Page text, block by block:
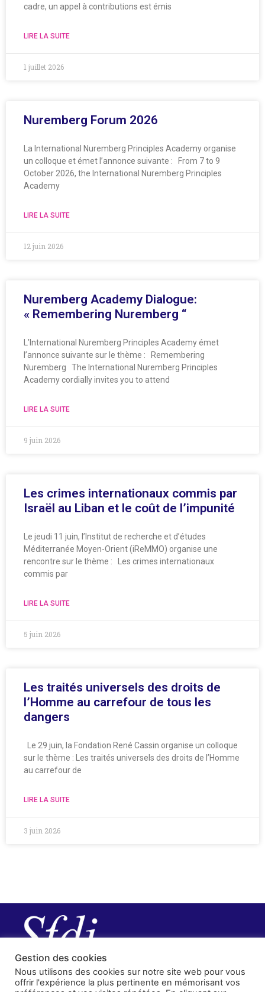
cadre, un appel à contributions est émis
LIRE LA SUITE
1 juillet 2026
Nuremberg Forum 2026
La International Nuremberg Principles Academy organise
un colloque et émet l’annonce suivante : From 7 to 9
October 2026, the International Nuremberg Principles
Academy
LIRE LA SUITE
12 juin 2026
Nuremberg Academy Dialogue:
« Remembering Nuremberg “
L’International Nuremberg Principles Academy émet
l’annonce suivante sur le thème : Remembering
Nuremberg The International Nuremberg Principles
Academy cordially invites you to attend
LIRE LA SUITE
9 juin 2026
Les crimes internationaux commis par
Israël au Liban et le coût de l’impunité
Le jeudi 11 juin, l’Institut de recherche et d’études
Méditerranée Moyen-Orient (iReMMO) organise une
rencontre sur le thème : Les crimes internationaux
commis par
LIRE LA SUITE
5 juin 2026
Les traités universels des droits de
l’Homme au carrefour de tous les
dangers
Le 29 juin, la Fondation René Cassin organise un colloque
sur le thème : Les traités universels des droits de l’Homme
au carrefour de
LIRE LA SUITE
3 juin 2026
Gestion des cookies
Nous utilisons des cookies sur notre site web pour vous
offrir l'expérience la plus pertinente en mémorisant vos